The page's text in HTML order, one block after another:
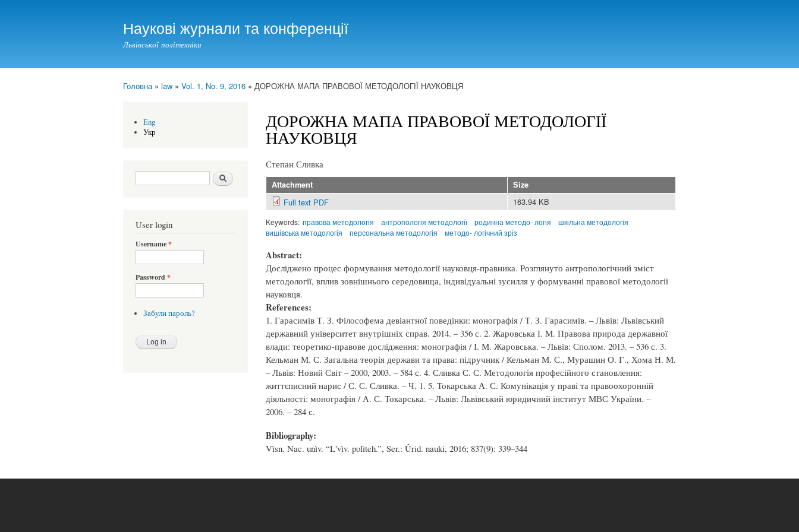
Наукові журнали та конференції
Львівської політехніки
Головна» law » Vol. 1, No. 9, 2016 » ДОРОЖНА МАПА ПРАВОВОЇ МЕТОДОЛОГІЇ НАУКОВЦЯ
Eng
Укр
Search form Шукати
User login
Username*
Password *
Забули пароль?
ДОРОЖНА МАПА ПРАВОВОЇ МЕТОДОЛОГІЇ
НАУКОВЦЯ
Степан Сливка
Attachment Size
Full text PDF 163.94 KB
Keywords: правова методологія антропологія методології родинна методо- логія
шкільна методологія
вишівська методологія
персональна методологія методо- логічний зріз
Abstract:
Досліджено процес формування методології науковця-правника. Розглянуто антропологічний зміст
методології, вплив зовнішнього середовища, індивідуальні зусилля у формуванні правової методології
науковця.
References:
1. Гарасимів Т. З. Філософема девіантної поведінки: монографія / Т. З. Гарасимів. – Львів: Львівський
державний університет внутрішніх справ. 2014. – 356 с. 2. Жаровська І. М. Правова природа державної
влади: теоретико-правове дослідження: монографія / І. М. Жаровська. – Львів: Сполом. 2013. – 536 с. 3.
Кельман М. С. Загальна теорія держави та права: підручник / Кельман М. С., Мурашин О. Г., Хома Н. М.
– Львів: Новий Світ – 2000, 2003. – 584 с. 4. Сливка С. С. Методологія професійного становлення:
життєписний нарис / С. С. Сливка. – Ч. 1. 5. Токарська А. С. Комунікація у праві та правоохоронній
діяльності: монографія / А. С. Токарська. – Львів: Львівський юридичний інститут МВС України. –
2006. – 284 с.
Bibliography:
Vìsn. Nac. unìv. “Lʹvìv. polìteh.”, Ser.: Ûrid. nauki, 2016; 837(9): 339–344